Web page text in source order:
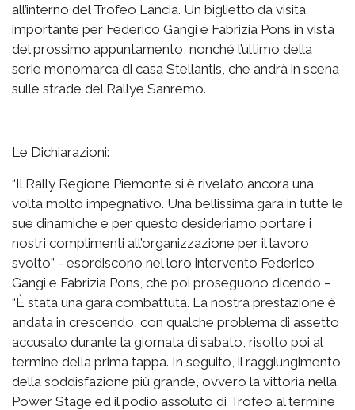
all’interno del Trofeo Lancia. Un biglietto da visita
importante per Federico Gangi e Fabrizia Pons in vista
del prossimo appuntamento, nonché l’ultimo della
serie monomarca di casa Stellantis, che andrà in scena
sulle strade del Rallye Sanremo.
Le Dichiarazioni:
“Il Rally Regione Piemonte si è rivelato ancora una
volta molto impegnativo. Una bellissima gara in tutte le
sue dinamiche e per questo desideriamo portare i
nostri complimenti all’organizzazione per il lavoro
svolto” - esordiscono nel loro intervento Federico
Gangi e Fabrizia Pons, che poi proseguono dicendo –
“È stata una gara combattuta. La nostra prestazione è
andata in crescendo, con qualche problema di assetto
accusato durante la giornata di sabato, risolto poi al
termine della prima tappa. In seguito, il raggiungimento
della soddisfazione più grande, ovvero la vittoria nella
Power Stage ed il podio assoluto di Trofeo al termine